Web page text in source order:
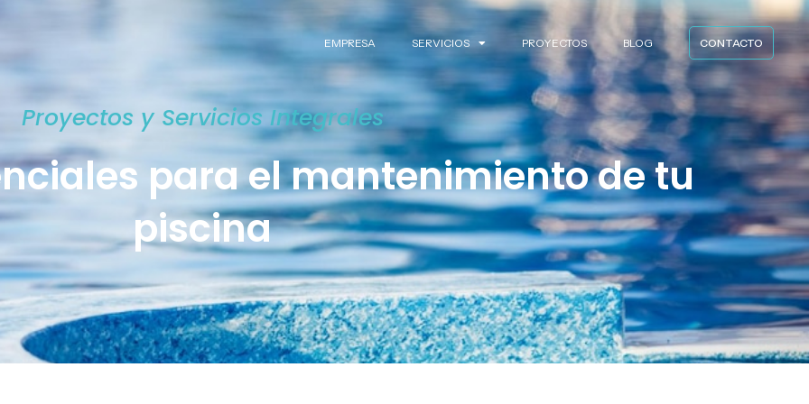
EMPRESA SERVICIOS PROYECTOS BLOG CONTACTO
Proyectos y Servicios Integrales
para el mantenimiento de tu
piscina